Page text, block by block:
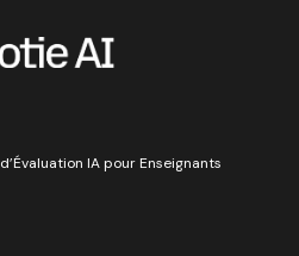
IA pour Enseignants